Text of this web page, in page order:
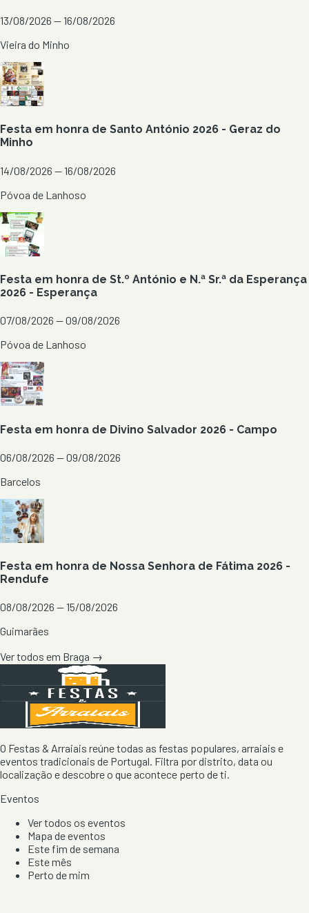
13/08/2026 — 16/08/2026
Vieira do Minho
Festa em honra de Santo António 2026 - Geraz do
Minho
14/08/2026 — 16/08/2026
Póvoa de Lanhoso
Festa em honra de St.º António e N.ª Sr.ª da Esperança
2026 - Esperança
07/08/2026 — 09/08/2026
Póvoa de Lanhoso
Festa em honra de Divino Salvador 2026 - Campo
06/08/2026 — 09/08/2026
Barcelos
Festa em honra de Nossa Senhora de Fátima 2026 -
Rendufe
08/08/2026 — 15/08/2026
Guimarães
Ver todos em Braga →
O Festas & Arraiais reúne todas as festas populares, arraiais e
eventos tradicionais de Portugal. Filtra por distrito, data ou
localização e descobre o que acontece perto de ti.
Eventos
Ver todos os eventos
Mapa de eventos
Este fim de semana
Este mês
Perto de mim